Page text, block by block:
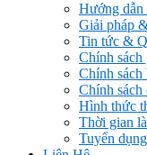
Hướng
Giải pháp
Tin tức &
Chính sách
Chính sách
Chính sách
Hình thức
Thời gian
Tuyển dụng